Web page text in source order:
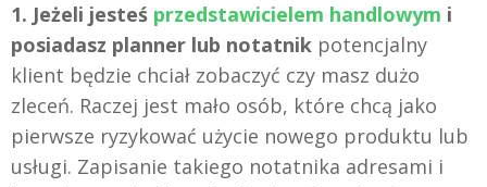
1. Jeżeli jesteś przedstawicielem handlowym i
posiadasz planner lub notatnik potencjalny
klient będzie chciał zobaczyć czy masz dużo
zleceń. Raczej jest mało osób, które chcą jako
pierwsze ryzykować użycie nowego produktu lub
usługi. Zapisanie takiego notatnika adresami i